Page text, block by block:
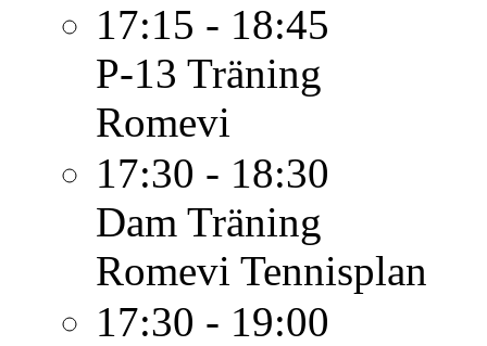
17:15 - 18:45
P-13 Träning
Romevi
17:30 - 18:30
Dam Träning
Romevi Tennisplan
17:30 - 19:00